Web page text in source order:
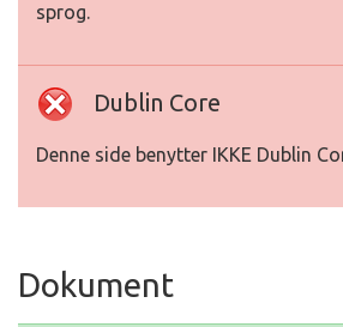
sprog.
Dublin Core
Denne side benytter IKKE Dublin
Dokument